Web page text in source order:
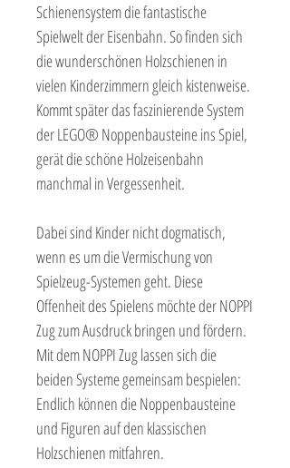
Schienensystem die fantastische
Spielwelt der Eisenbahn. So finden sich
die wunderschönen Holzschienen in
vielen Kinderzimmern gleich kistenweise.
Kommt später das faszinierende System
der LEGO® Noppenbausteine ins Spiel,
gerät die schöne Holzeisenbahn
manchmal in Vergessenheit.
Dabei sind Kinder nicht dogmatisch,
wenn es um die Vermischung von
Spielzeug-Systemen geht. Diese
Offenheit des Spielens möchte der NOPPI
Zug zum Ausdruck bringen und fördern.
Mit dem NOPPI Zug lassen sich die
beiden Systeme gemeinsam bespielen:
Endlich können die Noppenbausteine
und Figuren auf den klassischen
Holzschienen mitfahren.